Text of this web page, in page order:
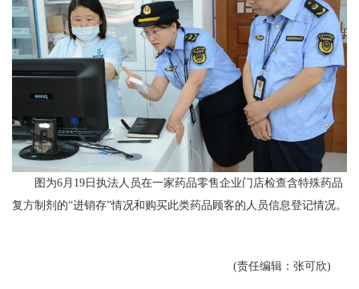
图为6月19日执法人员在一家药品零售企业门店检查含特殊药品
复方制剂的“进销存”情况和购买此类药品顾客的人员信息登记情况。
(责任编辑：张可欣)